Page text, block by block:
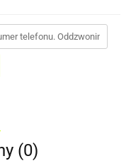
(0)